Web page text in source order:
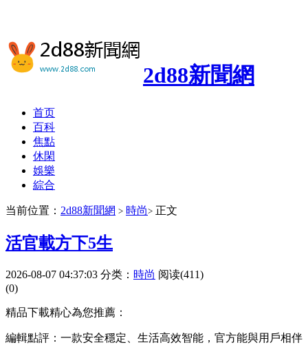
2d88新聞網
首页
百科
焦點
休閑
娛樂
綜合
当前位置： 2d88新聞網 > 時尚> 正文
活官載方下5生
2026-08-07 04:37:03 分类： 時尚 阅读(411)
(0)
精品下載精心為您推薦：
編輯點評：一款安全穩定、生活高效智能，官方能與用戶相伴